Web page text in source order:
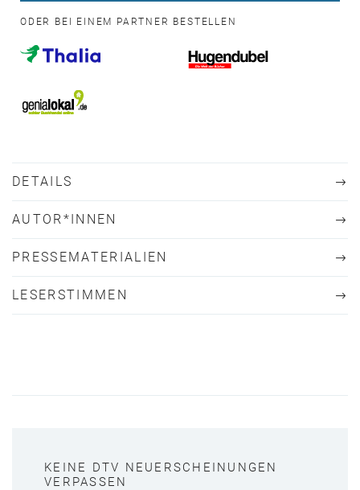
ODER BEI EINEM PARTNER BESTELLEN
DETAILS
AUTOR*INNEN
PRESSEMATERIALIEN
LESERSTIMMEN
KEINE DTV NEUERSCHEINUNGEN
VERPASSEN